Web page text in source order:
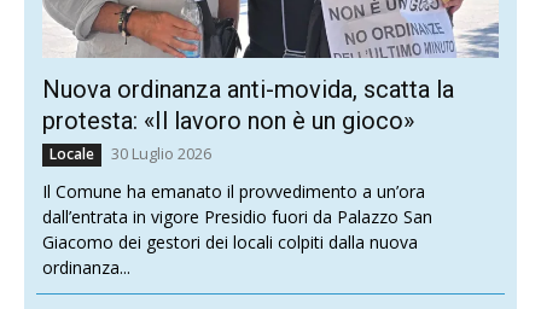
Nuova ordinanza anti-movida, scatta la
protesta: «Il lavoro non è un gioco»
Locale 30 Luglio 2026
Il Comune ha emanato il provvedimento a un’ora
dall’entrata in vigore Presidio fuori da Palazzo San
Giacomo dei gestori dei locali colpiti dalla nuova
ordinanza...